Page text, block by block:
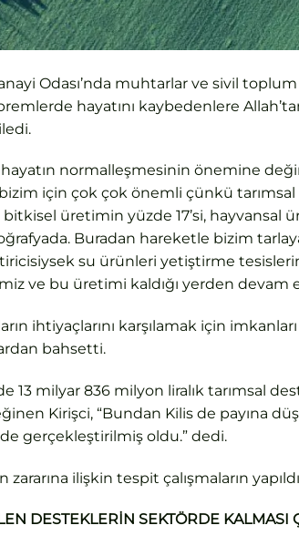
Odası’nda muhtarlar ve sivil
hayatını kaybedenlere
hayatın normalleşmesinin önemine
bizim için çok çok önemli çünkü tarımsal
üretimin yüzde 17’si, hayvansal
Buradan hareketle bizim
su ürünleri yetiştirme tesislerine,
ve bu üretimi kaldığı yerden
ihtiyaçlarını karşılamak için
bahsetti.
13 milyar 836 milyon liralık tarımsal
Kirişci, “Bundan Kilis de payına
gerçekleştirilmiş oldu.” dedi.
zararına ilişkin tespit çalışmaların
DESTEKLERİN SEKTÖRDE KALMASI